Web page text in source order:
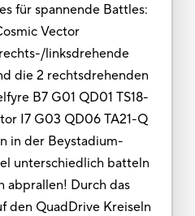
für spannende Battles:
Vector
linksdrehende
die 2 rechtsdrehenden
B7 G01 QD01 TS18-
I7 G03 QD06 TA21-Q
in der Beystadium-
unterschiedlich batteln
abprallen! Durch das
den QuadDrive Kreiseln